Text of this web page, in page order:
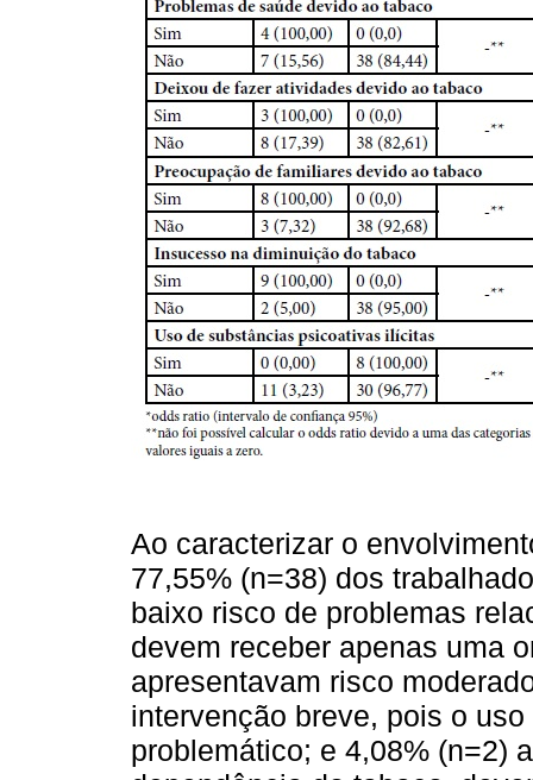
Ao caracterizar o
77,55% (n=38) dos
baixo risco de problemas
devem receber apenas uma
apresentavam risco
intervenção breve, pois o
problemático; e 4,08% (n=2)